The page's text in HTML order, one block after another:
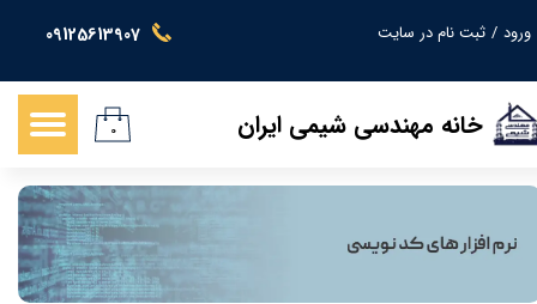
09125613907 ورود / ثبت نام در سایت
تغییر گذر واژه
خروج از حساب کاربری
خانه مهندسی شیمی ایران ۰